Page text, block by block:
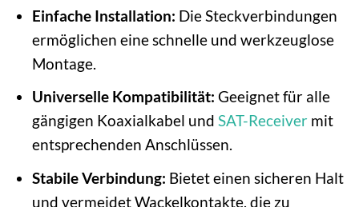
Einfache Installation: Die Steckverbindungen
ermöglichen eine schnelle und werkzeuglose
Montage.
Universelle Kompatibilität: Geeignet für alle
gängigen Koaxialkabel und SAT-Receivermit
entsprechenden Anschlüssen.
Stabile Verbindung: Bietet einen sicheren Halt
und vermeidet Wackelkontakte, die zu